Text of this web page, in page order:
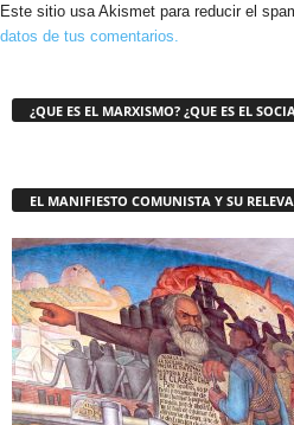
Este sitio usa Akismet para reducir el
datos de tus comentarios.
¿QUE ES EL MARXISMO? ¿QUE ES EL
EL MANIFIESTO COMUNISTA Y SU